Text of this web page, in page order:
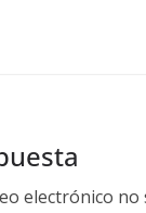
electrónico no